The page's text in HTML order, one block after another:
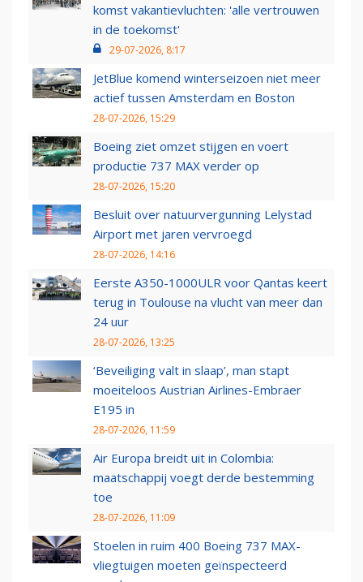
komst vakantievluchten: 'alle vertrouwen
in de toekomst'
29-07-2026, 8:17
JetBlue komend winterseizoen niet meer
actief tussen Amsterdam en Boston
28-07-2026, 15:29
Boeing ziet omzet stijgen en voert
productie 737 MAX verder op
28-07-2026, 15:20
Besluit over natuurvergunning Lelystad
Airport met jaren vervroegd
28-07-2026, 14:16
Eerste A350-1000ULR voor Qantas keert
terug in Toulouse na vlucht van meer dan
24 uur
28-07-2026, 13:25
‘Beveiliging valt in slaap’, man stapt
moeiteloos Austrian Airlines-Embraer
E195 in
28-07-2026, 11:59
Air Europa breidt uit in Colombia:
maatschappij voegt derde bestemming
toe
28-07-2026, 11:09
Stoelen in ruim 400 Boeing 737 MAX-
vliegtuigen moeten geïnspecteerd